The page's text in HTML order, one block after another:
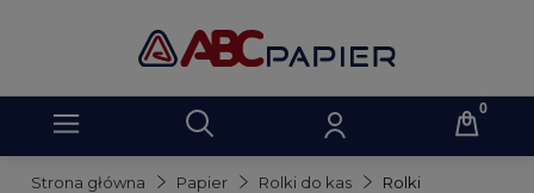
Strona główna Papier Rolki do kas
Rolki